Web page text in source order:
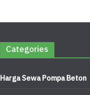
Categories
Harga Sewa Pompa Beton